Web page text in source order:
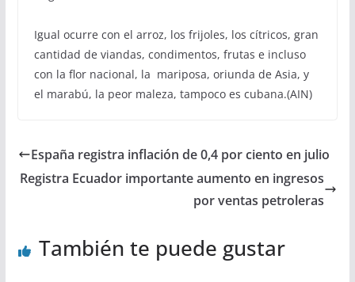
Igual ocurre con el arroz, los frijoles, los cítricos, gran
cantidad de viandas, condimentos, frutas e incluso
con la flor nacional, la mariposa, oriunda de Asia, y
el marabú, la peor maleza, tampoco es cubana.(AIN)
España registra inflación de 0,4 por ciento en julio
Registra Ecuador importante aumento en ingresos
por ventas petroleras
También te puede gustar